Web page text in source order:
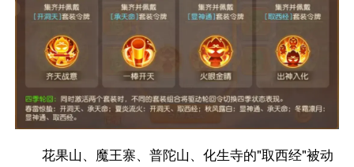
花果山、魔王寨、普陀山、化生寺的"取西经"被动